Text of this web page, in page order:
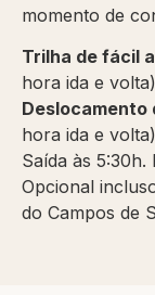
momento de
Trilha de fácil
hora ida e
Deslocamento
hora ida e
Saída às
Opcional
do Campos de